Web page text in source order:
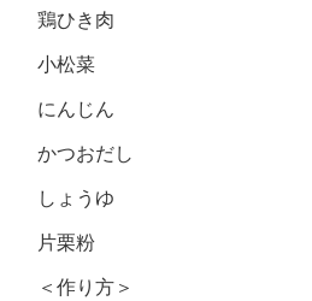
鶏ひき肉
小松菜
にんじん
かつおだし
しょうゆ
片栗粉
＜作り方＞